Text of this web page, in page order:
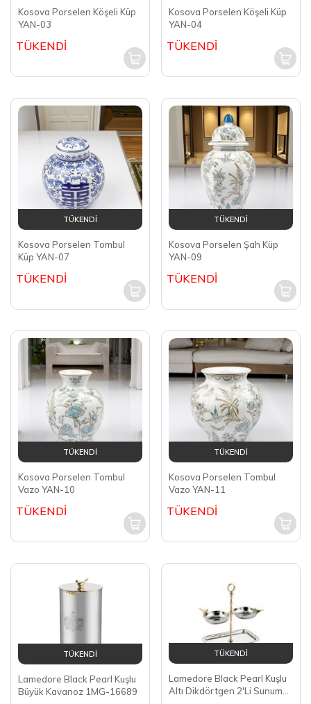
Kosova Porselen Köşeli Küp
YAN-03
TÜKENDİ
Kosova Porselen Köşeli Küp
YAN-04
TÜKENDİ
TÜKENDİ
Kosova Porselen Tombul
Küp YAN-07
TÜKENDİ
TÜKENDİ
Kosova Porselen Şah Küp
YAN-09
TÜKENDİ
TÜKENDİ
Kosova Porselen Tombul
Vazo YAN-10
TÜKENDİ
TÜKENDİ
Kosova Porselen Tombul
Vazo YAN-11
TÜKENDİ
TÜKENDİ
Lamedore Black Pearl Kuşlu
Büyük Kavanoz 1MG-16689
TÜKENDİ
Lamedore Black Pearl Kuşlu
Altı Dikdörtgen 2'Li Sunum